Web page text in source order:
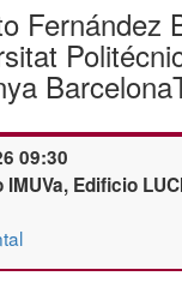
Fernández
09:30
Edificio